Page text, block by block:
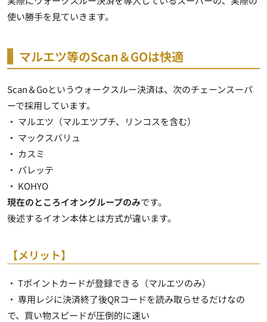
使い勝手を見ていきます。
マルエツ等のScan＆GOは快適
Scan＆Goというウォークスルー決済は、次のチェーンスーパ
ーで採用しています。
・ マルエツ（マルエツプチ、リンコスを含む）
・ マックスバリュ
・ カスミ
・ パレッテ
・ KOHYO
現在のところイオングループのみです。
後述するイオン本体とは方式が違います。
【メリット】
・ Tポイントカードが登録できる（マルエツのみ）
・ 専用レジに決済終了後QRコードを読み取らせるだけなの
で、 買い物スピードが圧倒的に速い